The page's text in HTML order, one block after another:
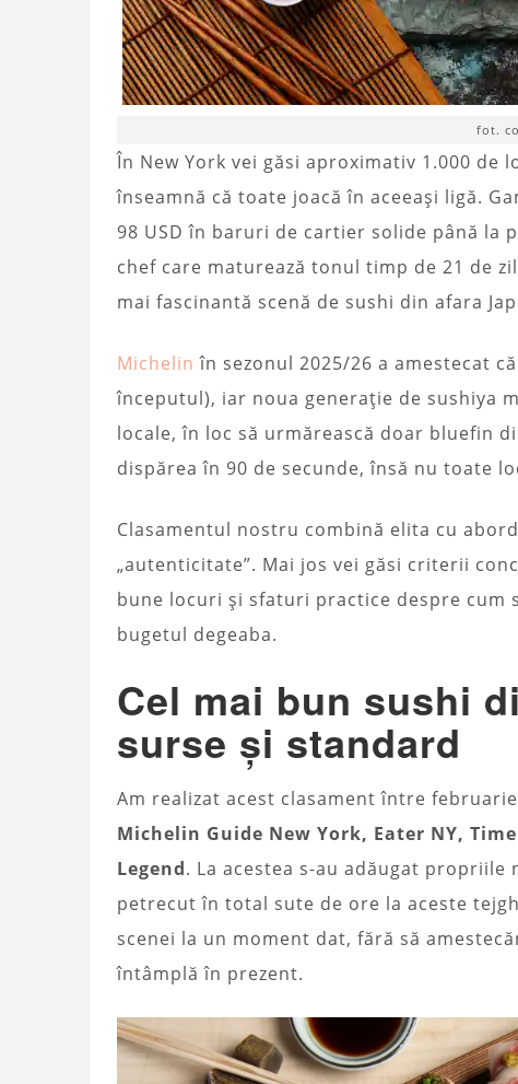
fot.
În New York vei găsi aproximativ 1.000 de
înseamnă că toate joacă în aceeași ligă.
98 USD în baruri de cartier solide până la
chef care maturează tonul timp de 21 de
mai fascinantă scenă de sushi din afara
Michelin în sezonul 2025/26 a amestecat
începutul), iar noua generație de sushiya
locale, în loc să urmărească doar bluefin
dispărea în 90 de secunde, însă nu toate
Clasamentul nostru combină elita cu
„autenticitate”. Mai jos vei găsi criterii
bune locuri și sfaturi practice despre
bugetul degeaba.
Cel mai bun sushi
surse și standard
Am realizat acest clasament între
Michelin Guide New York, Eater NY,
Legend. La acestea s-au adăugat
petrecut în total sute de ore la aceste
scenei la un moment dat, fără să
întâmplă în prezent.